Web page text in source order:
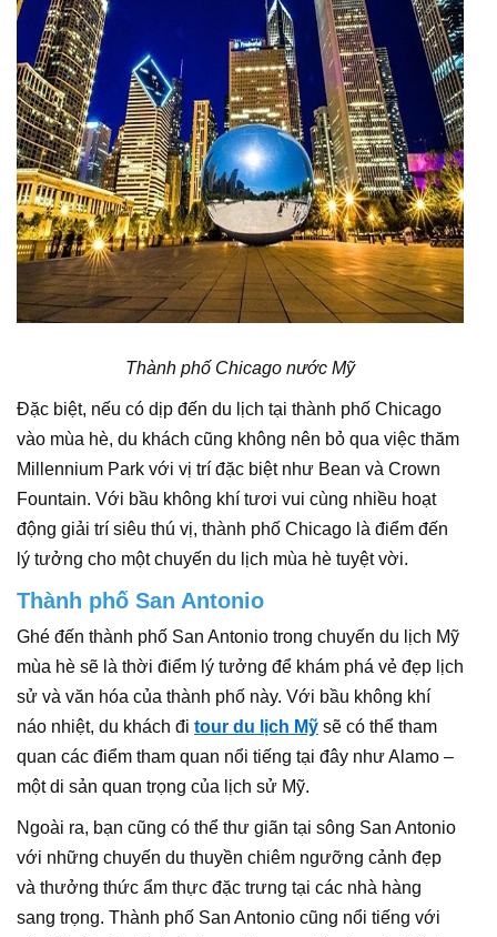
Thành phố Chicago nước Mỹ
Đặc biệt, nếu có dịp đến du lịch tại thành phố Chicago
vào mùa hè, du khách cũng không nên bỏ qua việc thăm
Millennium Park với vị trí đặc biệt như Bean và Crown
Fountain. Với bầu không khí tươi vui cùng nhiều hoạt
động giải trí siêu thú vị, thành phố Chicago là điểm đến
lý tưởng cho một chuyến du lịch mùa hè tuyệt vời.
Thành phố San Antonio
Ghé đến thành phố San Antonio trong chuyến du lịch Mỹ
mùa hè sẽ là thời điểm lý tưởng để khám phá vẻ đẹp lịch
sử và văn hóa của thành phố này. Với bầu không khí
náo nhiệt, du khách đi tour du lịch Mỹ sẽ có thể tham
quan các điểm tham quan nổi tiếng tại đây như Alamo –
một di sản quan trọng của lịch sử Mỹ.
Ngoài ra, bạn cũng có thể thư giãn tại sông San Antonio
với những chuyến du thuyền chiêm ngưỡng cảnh đẹp
và thưởng thức ẩm thực đặc trưng tại các nhà hàng
sang trọng. Thành phố San Antonio cũng nổi tiếng với